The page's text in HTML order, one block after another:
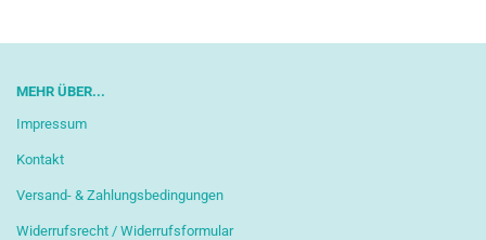
MEHR ÜBER...
Impressum
Kontakt
Versand- & Zahlungsbedingungen
Widerrufsrecht / Widerrufsformular